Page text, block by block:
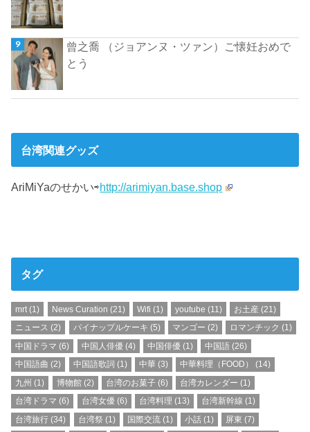
曾之喬 （ジョアンヌ・ツァン）ご懐妊おめで
とう
台湾関連グッズ
AriMiYaのせかい⇨http://arimiyan.base.shop
タグ
mrt (1) News Curation (21) Wifi (1) youtube (11) お土産 (21)
ニュース (2) パイナップルケーキ (5) マンゴー (2) ロマンチック (1)
中国ドラマ (6) 中国人俳優(4) 中国俳優(1) 中国語 (26)
中国語曲 (2) 中国語歌詞 (1) 中華(3) 中華料理（FOOD）
(14)
九州 (1) 博物館(2) 台湾のお菓子(6) 台湾カレンダー (1)
台湾ドラマ (6) 台湾女優(6) 台湾料理 (13) 台湾新幹線 (1)
台湾旅行 (34) 台湾祭 (1) 国際交流(1) 小話 (1) 屏東 (7)